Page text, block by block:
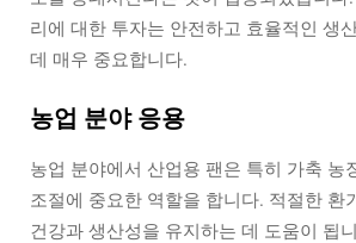
리에 대한 투자는 안전하고 효율적인 생
데 매우 중요합니다.
농업 분야 응용
농업 분야에서 산업용 팬은 특히 가축 농
조절에 중요한 역할을 합니다. 적절한 환
건강과 생산성을 유지하는 데 도움이 됩